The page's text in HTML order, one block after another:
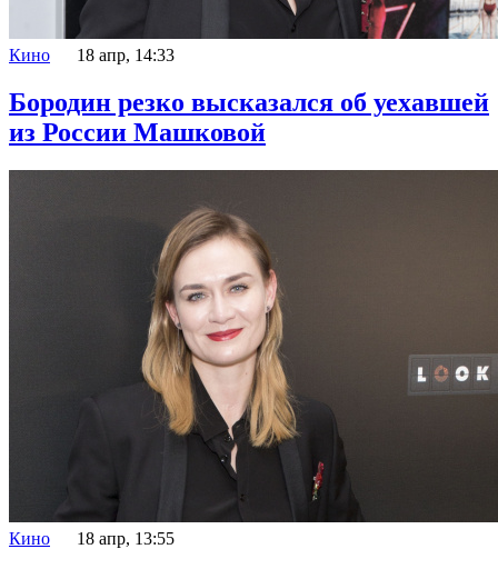
Кино 18 апр, 14:33
Бородин резко высказался об уехавшей
из России Машковой
Кино 18 апр, 13:55